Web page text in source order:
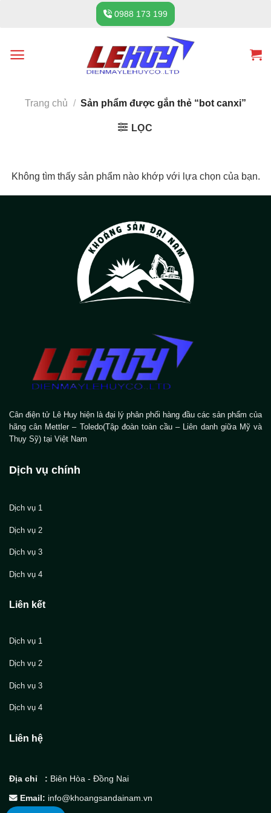
0988 173 199
Trang chủ / Sản phẩm được gắn thẻ “bot canxi”
LỌC
Không tìm thấy sản phẩm nào khớp với lựa chọn của bạn.
Cân điện tử Lê Huy hiện là đại lý phân phối hàng đầu các sản phẩm của
hãng cân Mettler – Toledo(Tập đoàn toàn cầu – Liên danh giữa Mỹ và
Thụy Sỹ) tại Việt Nam
Dịch vụ chính
Dịch vụ 1
Dịch vụ 2
Dịch vụ 3
Dịch vụ 4
Liên kết
Dịch vụ 1
Dịch vụ 2
Dịch vụ 3
Dịch vụ 4
Liên hệ
Địa chỉ : Biên Hòa - Đồng Nai
Email: info@khoangsandainam.vn